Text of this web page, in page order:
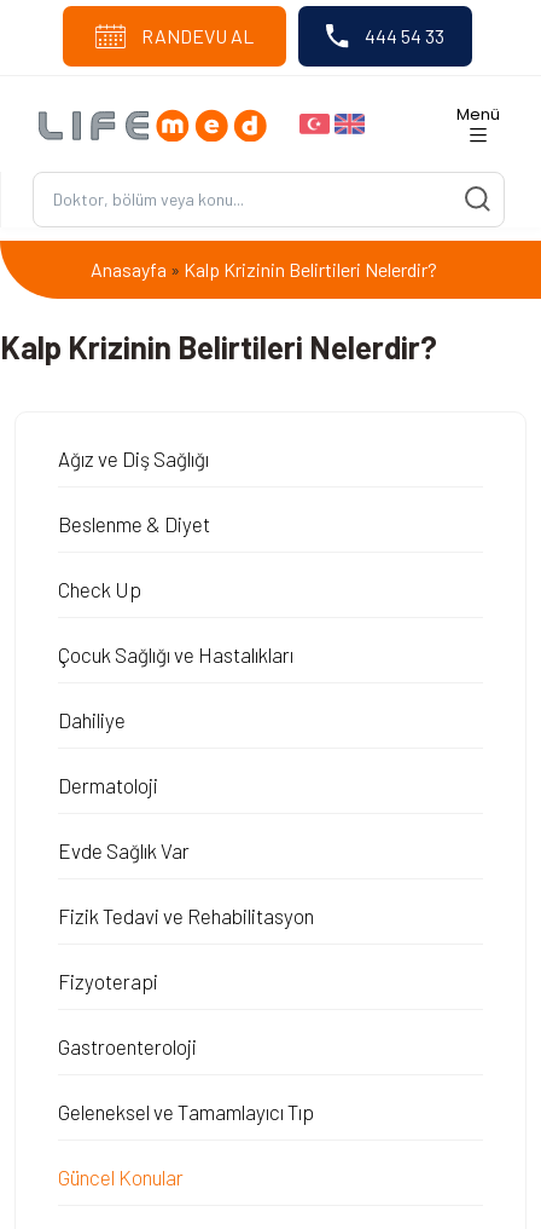
RANDEVU AL 444 54 33
Menü
Kalp Krizinin Belirtileri Nelerdir?
Anasayfa » Kalp Krizinin Belirtileri Nelerdir?
Ağız ve Diş Sağlığı
Beslenme & Diyet
Check Up
Çocuk Sağlığı ve Hastalıkları
Dahiliye
Dermatoloji
Evde Sağlık Var
Fizik Tedavi ve Rehabilitasyon
Fizyoterapi
Gastroenteroloji
Geleneksel ve Tamamlayıcı Tıp
Güncel Konular